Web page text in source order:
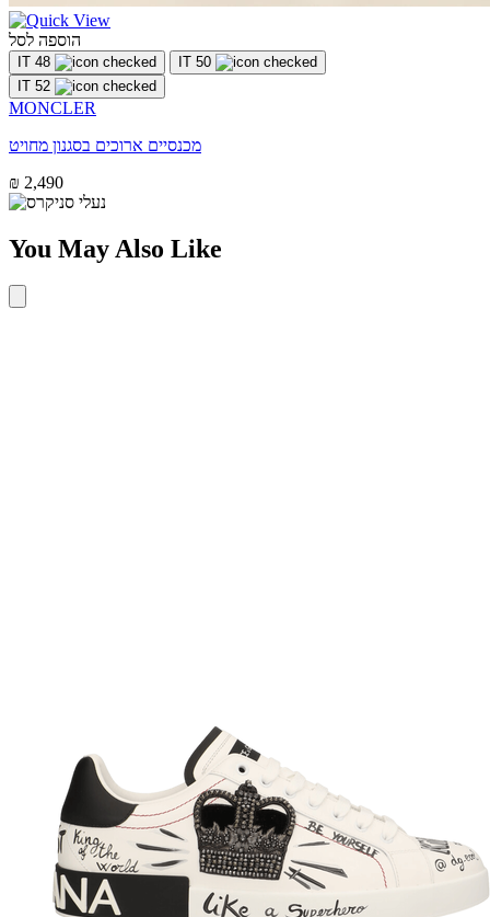
הוספה לסל
IT 48
IT 50
IT 52
MONCLER
מכנסיים ארוכים בסגנון מחויט
₪ 2,490
You May Also Like